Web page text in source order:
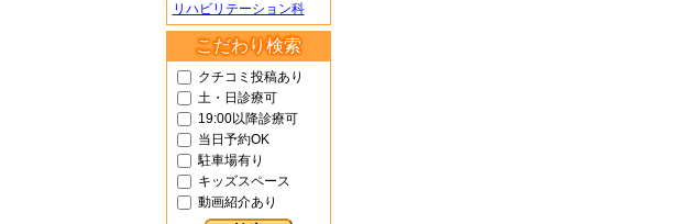
リハビリテーション科
こだわり検索
クチコミ投稿あり
土・日診療可
19:00以降診療可
当日予約OK
駐車場有り
キッズスペース
動画紹介あり